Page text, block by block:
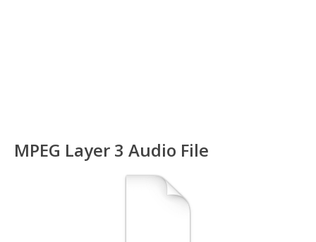
MPEG Layer 3 Audio File